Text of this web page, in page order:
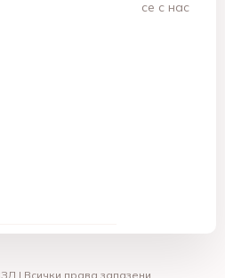
се с нас
| Всички права запазени.